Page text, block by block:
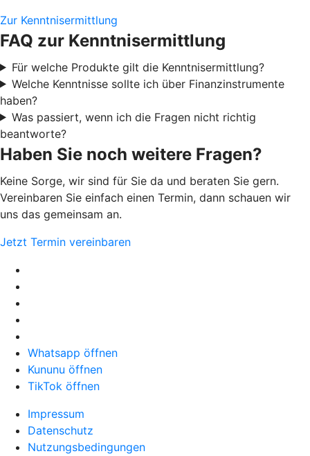
Zur Kenntnisermittlung
FAQ zur Kenntnisermittlung
Für welche Produkte gilt die Kenntnisermittlung?
Welche Kenntnisse sollte ich über Finanzinstrumente
haben?
Was passiert, wenn ich die Fragen nicht richtig
beantworte?
Haben Sie noch weitere Fragen?
Keine Sorge, wir sind für Sie da und beraten Sie gern.
Vereinbaren Sie einfach einen Termin, dann schauen wir
uns das gemeinsam an.
Jetzt Termin vereinbaren
Whatsapp öffnen
Kununu öffnen
TikTok öffnen
Impressum
Datenschutz
Nutzungsbedingungen